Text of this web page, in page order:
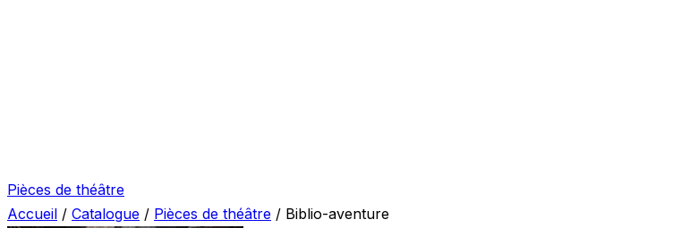
Pièces de théâtre
Accueil / Catalogue / Pièces de théâtre / Biblio-aventure